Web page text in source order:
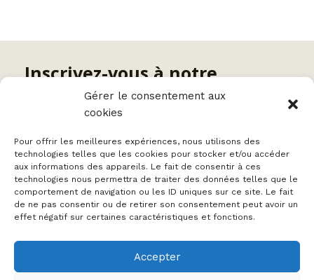
Gérer le consentement aux
cookies
Pour offrir les meilleures expériences, nous utilisons des
technologies telles que les cookies pour stocker et/ou accéder
aux informations des appareils. Le fait de consentir à ces
technologies nous permettra de traiter des données telles que le
comportement de navigation ou les ID uniques sur ce site. Le fait
de ne pas consentir ou de retirer son consentement peut avoir un
effet négatif sur certaines caractéristiques et fonctions.
Accepter
Inscrivez-vous à notre
newsletter
Nom
Votre e-mail